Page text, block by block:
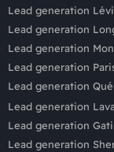
Lead generation
Lead generation
Lead generation
Lead generation
Lead generation
Lead generation
Lead generation
Lead generation